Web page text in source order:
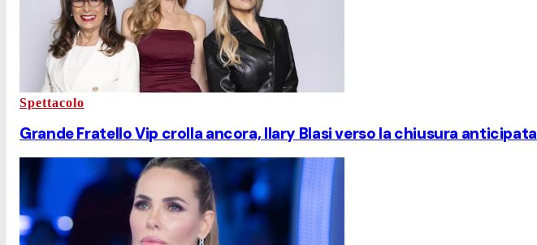
Spettacolo
Grande Fratello Vip crolla ancora, Ilary Blasi verso la chiusura anticipata